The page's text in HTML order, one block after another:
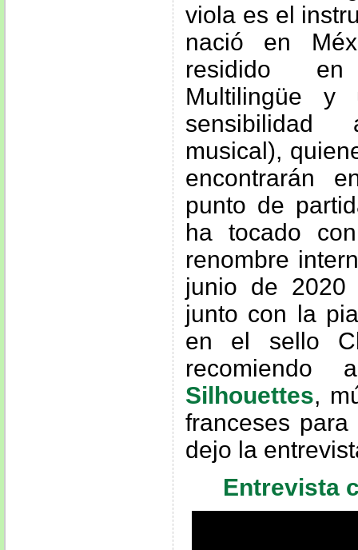
viola es el
nació en
residido
Multilingüe
musical),
encontrarán
punto de
ha tocado
renombre
junio de
junto con la
en el sello
Silhouettes,
franceses
dejo la
Entrevista